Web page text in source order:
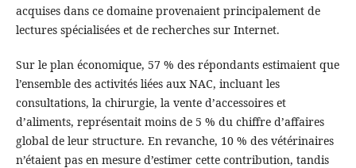
acquises dans ce domaine provenaient principalement de
lectures spécialisées et de recherches sur Internet.
Sur le plan économique, 57 % des répondants estimaient que
l’ensemble des activités liées aux NAC, incluant les
consultations, la chirurgie, la vente d’accessoires et
d’aliments, représentait moins de 5 % du chiffre d’affaires
global de leur structure. En revanche, 10 % des vétérinaires
n’étaient pas en mesure d’estimer cette contribution, tandis